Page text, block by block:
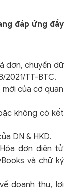
đáp ứng đầy
đơn, chuyển dữ
2021/TT-BTC.
của cơ quan
không có kết
DN & HKD.
đơn điện tử
và chữ ký
doanh thu, lợi